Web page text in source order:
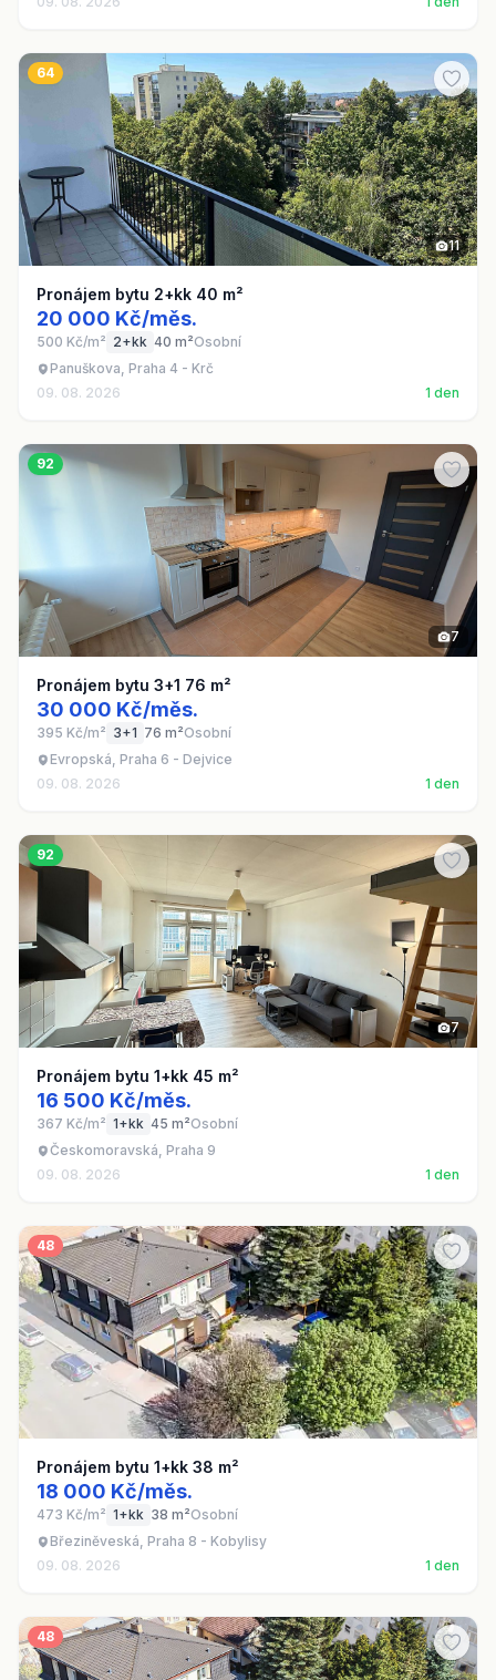
64
11
Pronájem bytu 2+kk 40 m²
20 000 Kč/měs.
500 Kč/m² 2+kk 40 m²Osobní
Panuškova, Praha 4 - Krč
09. 08. 2026
1 den
92
7
Pronájem bytu 3+1 76 m²
30 000 Kč/měs.
395 Kč/m² 3+1 76 m²Osobní
Evropská, Praha 6 - Dejvice
09. 08. 2026
1 den
92
7
Pronájem bytu 1+kk 45 m²
16 500 Kč/měs.
367 Kč/m² 1+kk 45 m²Osobní
Českomoravská, Praha 9
09. 08. 2026
1 den
48
Pronájem bytu 1+kk 38 m²
18 000 Kč/měs.
473 Kč/m² 1+kk 38 m²Osobní
Březiněveská, Praha 8 - Kobylisy
09. 08. 2026
1 den
48